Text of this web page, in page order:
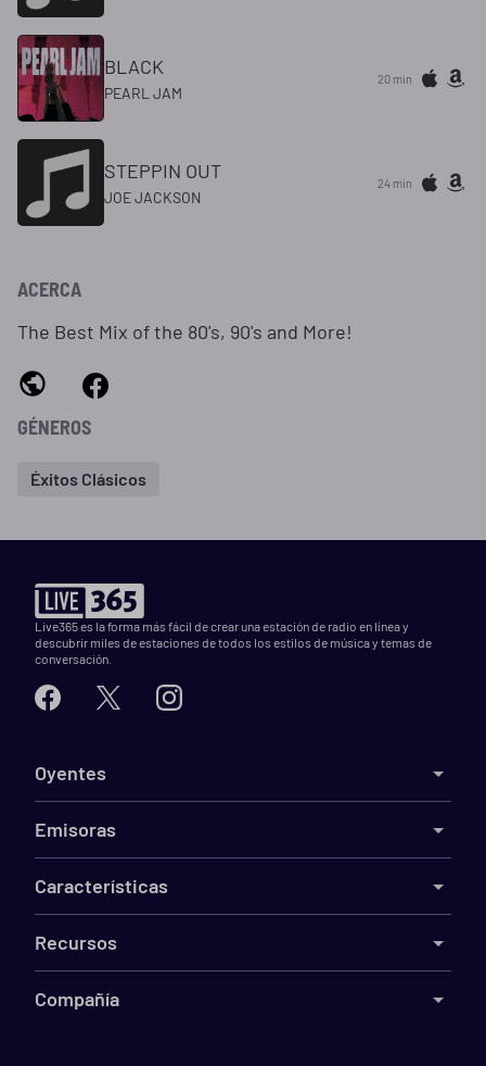
BLACK
PEARL JAM
20 min
STEPPIN OUT
JOE JACKSON
24 min
ACERCA
The Best Mix of the 80's, 90's and More!
GÉNEROS
Éxitos Clásicos
Live365 es la forma más fácil de crear una estación de radio en línea y
descubrir miles de estaciones de todos los estilos de música y temas de
conversación.
Oyentes
Emisoras
Características
Recursos
Compañía